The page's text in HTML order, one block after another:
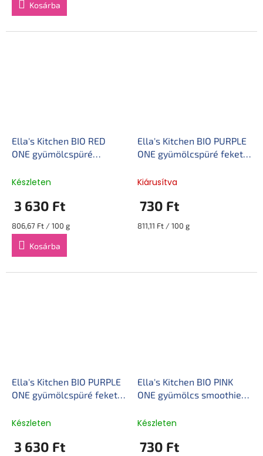
Kosárba
Ella's Kitchen BIO RED
ONE gyümölcspüré
Készleten
3 630 Ft
Egységár:
806,67 Ft / 100 g
Kosárba
Ella's Kitchen BIO PURPLE
ONE gyümölcspüré fekete
Kiárusítva
730 Ft
Egységár:
811,11 Ft / 100 g
Ella's Kitchen BIO PURPLE
ONE gyümölcspüré fekete
Készleten
3 630 Ft
Ella's Kitchen BIO PINK
ONE gyümölcs smoothie
Készleten
730 Ft